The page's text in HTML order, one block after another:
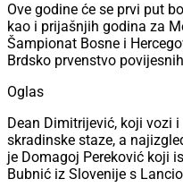
Ove godine će se prvi put
kao i prijašnjih godina za
Šampionat Bosne i
Brdsko prvenstvo
Oglas
Dean Dimitrijević, koji vozi
skradinske staze, a
je Domagoj Pereković koji
Bubnić iz Slovenije s